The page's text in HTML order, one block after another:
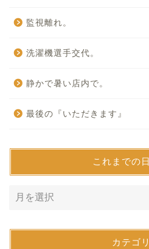
監視離れ。
洗濯機選手交代。
静かで暑い店内で。
最後の『いただきます』
これまでの
カテゴ